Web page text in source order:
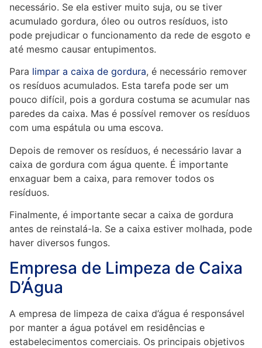
necessário. Se ela estiver muito suja, ou se tiver
acumulado gordura, óleo ou outros resíduos, isto
pode prejudicar o funcionamento da rede de esgoto e
até mesmo causar entupimentos.
Para limpar a caixa de gordura, é necessário remover
os resíduos acumulados. Esta tarefa pode ser um
pouco difícil, pois a gordura costuma se acumular nas
paredes da caixa. Mas é possível remover os resíduos
com uma espátula ou uma escova.
Depois de remover os resíduos, é necessário lavar a
caixa de gordura com água quente. É importante
enxaguar bem a caixa, para remover todos os
resíduos.
Finalmente, é importante secar a caixa de gordura
antes de reinstalá-la. Se a caixa estiver molhada, pode
haver diversos fungos.
Empresa de Limpeza de Caixa
D’Água
A empresa de limpeza de caixa d’água é responsável
por manter a água potável em residências e
estabelecimentos comerciais. Os principais objetivos